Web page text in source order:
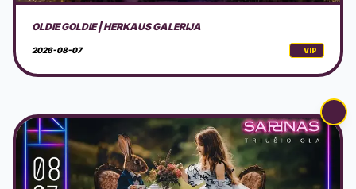
PERFORMANSAS - SAPNAS: TRIUŠIO OLA
2026-08-07 VIP